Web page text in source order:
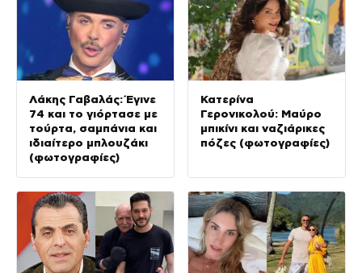
Λάκης Γαβαλάς: Έγινε
74 και το γιόρτασε με
τούρτα, σαμπάνια και
ιδιαίτερο μπλουζάκι
(φωτογραφίες)
Κατερίνα
Γερονικολού: Μαύρο
μπικίνι και ναζιάρικες
πόζες (φωτογραφίες)